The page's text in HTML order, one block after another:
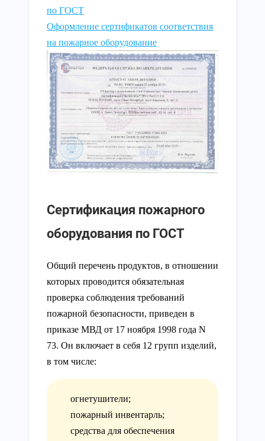
по ГОСТ
Оформление сертификатов соответствия
на пожарное оборудование
Сертификация пожарного
оборудования по ГОСТ
Общий перечень продуктов, в отношении
которых проводится обязательная
проверка соблюдения требований
пожарной безопасности, приведен в
приказе МВД от 17 ноября 1998 года N
73. Он включает в себя 12 групп изделий,
в том числе:
огнетушители;
пожарный инвентарль;
средства для обеспечения